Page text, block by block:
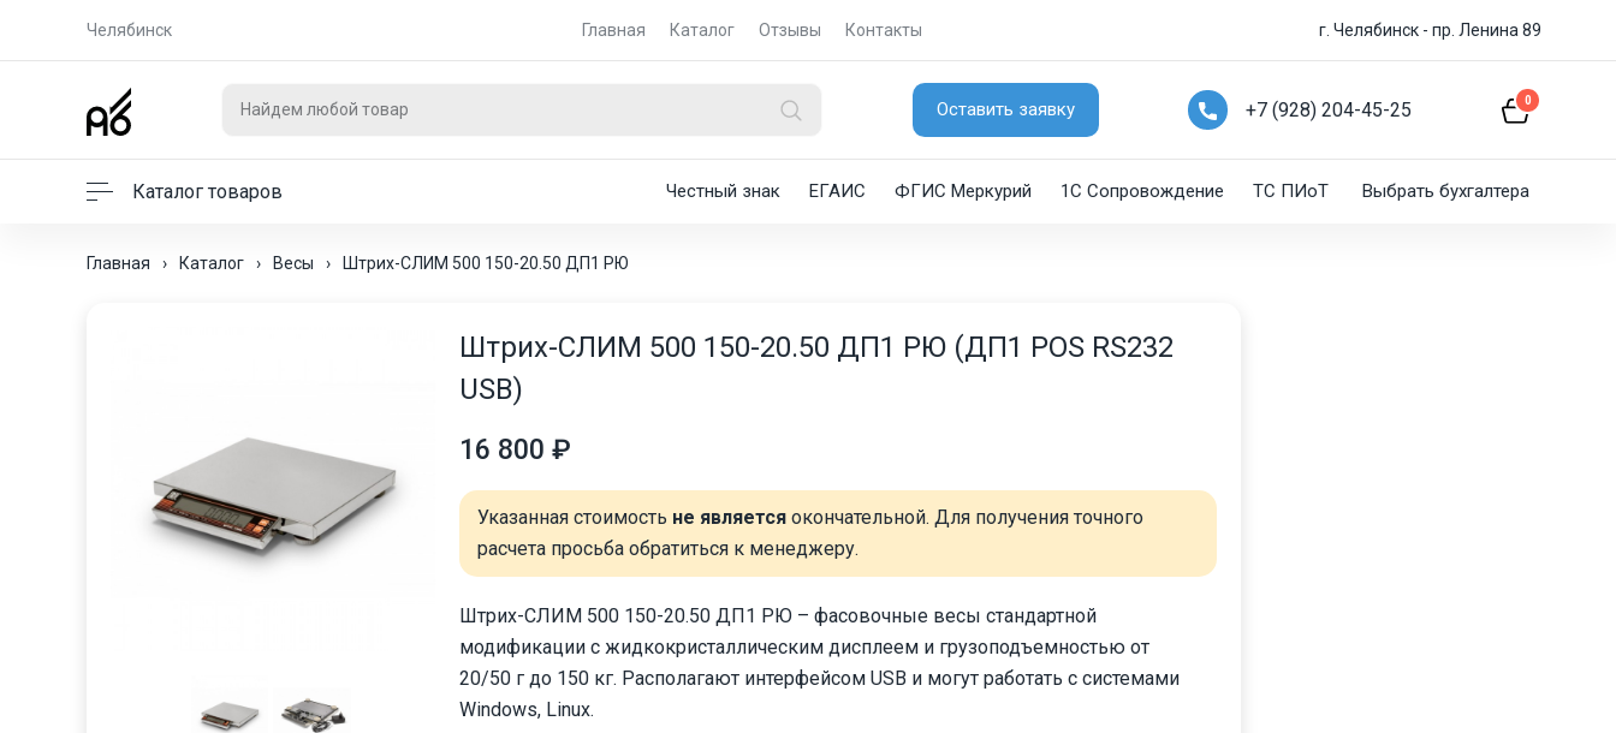
Челябинск Главная Каталог Отзывы Контакты г. Челябинск - пр. Ленина 89
Оставить заявку +7 (928) 204-45-25 0
Каталог товаров Честный знак ЕГАИС ФГИС Меркурий 1C Сопровождение ТС ПИоТ Выбрать бухгалтера
Главная › Каталог › Весы › Штрих-СЛИМ 500 150-20.50 ДП1 РЮ
Штрих-СЛИМ 500 150-20.50 ДП1 РЮ (ДП1 POS RS232
USB)
16 800 ₽
Указанная стоимость не является окончательной. Для получения точного
расчета просьба обратиться к менеджеру.
Штрих-СЛИМ 500 150-20.50 ДП1 РЮ – фасовочные весы стандартной
модификации с жидкокристаллическим дисплеем и грузоподъемностью от
20/50 г до 150 кг. Располагают интерфейсом USB и могут работать с системами
Windows, Linux.